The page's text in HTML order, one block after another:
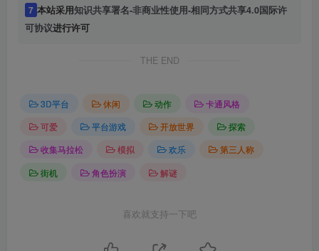
7 本站采用知识共享署名-非商业性使用-相同方式共享4.0国际许
可协议进行许可
THE END
3D平台 休闲 动作
卡通风格
可爱
平台游戏 开放世界
探索
收集马拉松
模拟 欢乐
第三人称
街机
角色扮演 解谜
喜欢就支持一下吧